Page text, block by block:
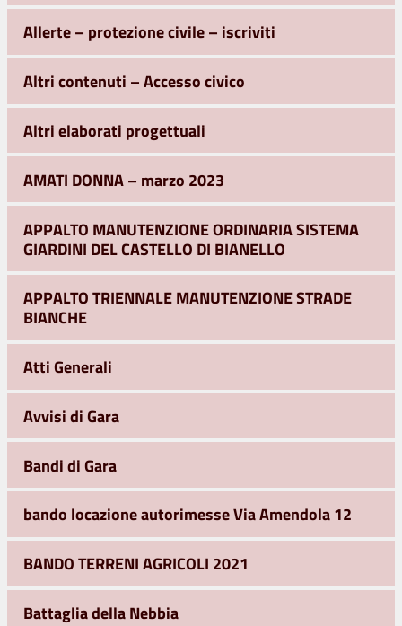
Allerte – protezione civile – iscriviti
Altri contenuti – Accesso civico
Altri elaborati progettuali
AMATI DONNA – marzo 2023
APPALTO MANUTENZIONE ORDINARIA SISTEMA
GIARDINI DEL CASTELLO DI BIANELLO
APPALTO TRIENNALE MANUTENZIONE STRADE
BIANCHE
Atti Generali
Avvisi di Gara
Bandi di Gara
bando locazione autorimesse Via Amendola 12
BANDO TERRENI AGRICOLI 2021
Battaglia della Nebbia